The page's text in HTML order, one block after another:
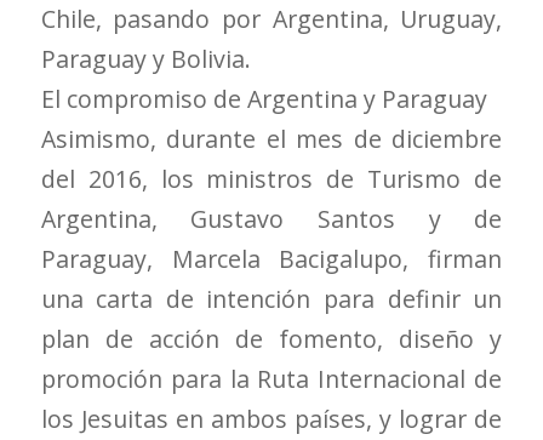
Chile, pasando por Argentina, Uruguay,
Paraguay y Bolivia.
El compromiso de Argentina y Paraguay
Asimismo, durante el mes de diciembre
del 2016, los ministros de Turismo de
Argentina, Gustavo Santos y de
Paraguay, Marcela Bacigalupo, firman
una carta de intención para definir un
plan de acción de fomento, diseño y
promoción para la Ruta Internacional de
los Jesuitas en ambos países, y lograr de